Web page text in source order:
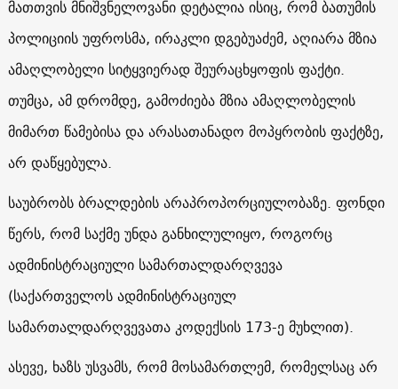
მათთვის მნიშვნელოვანი დეტალია ისიც, რომ ბათუმის
პოლიციის უფროსმა, ირაკლი დგებუაძემ, აღიარა მზია
ამაღლობელი სიტყვიერად შეურაცხყოფის ფაქტი.
თუმცა, ამ დრომდე, გამოძიება მზია ამაღლობელის
მიმართ წამებისა და არასათანადო მოპყრობის ფაქტზე,
არ დაწყებულა.
საუბრობს ბრალდების არაპროპორციულობაზე. ფონდი
წერს, რომ საქმე უნდა განხილულიყო, როგორც
ადმინისტრაციული სამართალდარღვევა
(საქართველოს ადმინისტრაციულ
სამართალდარღვევათა კოდექსის 173-ე მუხლით).
ასევე, ხაზს უსვამს, რომ მოსამართლემ, რომელსაც არ